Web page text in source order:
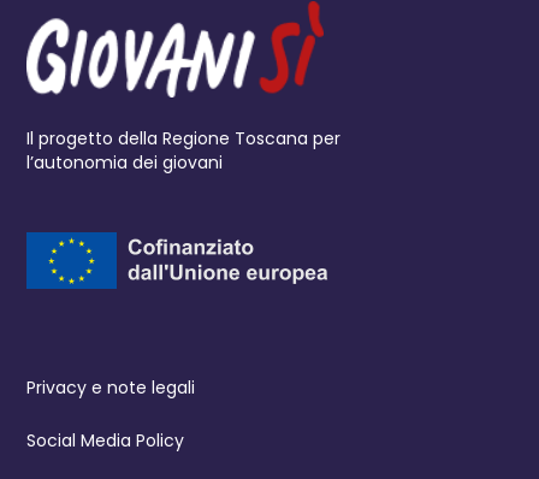
Il progetto della Regione Toscana per
l’autonomia dei giovani
Privacy e note legali
Social Media Policy